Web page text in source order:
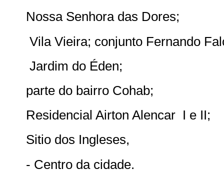
Nossa Senhora das Dores;
Vila Vieira; conjunto Fernando
Jardim do Éden;
parte do bairro Cohab;
Residencial Airton Alencar I e II;
Sitio dos Ingleses,
- Centro da cidade.